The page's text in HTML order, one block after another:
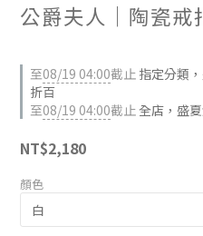
公爵夫人｜陶瓷​​戒
至08/19 04:00截止 指定分類
折百
至08/19 04:00截止 全店，盛
NT$2,180
顏色